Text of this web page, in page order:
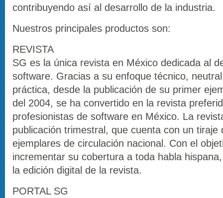
contribuyendo así al desarrollo de la industria.
Nuestros principales productos son:
REVISTA
SG es la única revista en México dedicada al
software. Gracias a su enfoque técnico,
práctica, desde la publicación de su primer
del 2004, se ha convertido en la revista
profesionistas de software en México. La
publicación trimestral, que cuenta con un tiraje
ejemplares de circulación nacional. Con el
incrementar su cobertura a toda habla
la edición digital de la revista.
PORTAL SG